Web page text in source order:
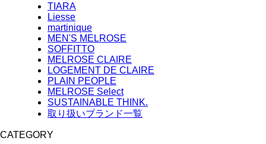
TIARA
Liesse
martinique
MEN'S MELROSE
SOFFITTO
MELROSE CLAIRE
LOGEMENT DE CLAIRE
PLAIN PEOPLE
MELROSE Select
SUSTAINABLE THINK.
取り扱いブランド一覧
CATEGORY